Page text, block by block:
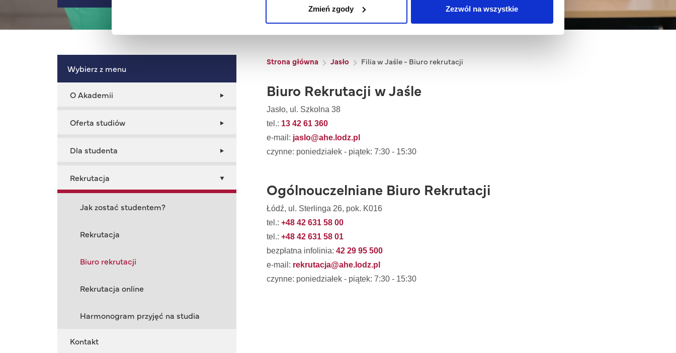
Zmień zgody Zezwól na wszystkie
Wybierz z menu
O Akademii
Oferta studiów
Dla studenta
Rekrutacja
Jak zostać studentem?
Rekrutacja
Biuro rekrutacji
Rekrutacja online
Harmonogram przyjęć na studia
Kontakt
Ścieżka nawigacyjna
Strona główna Jasło Filia w Jaśle - Biuro rekrutacji
Biuro Rekrutacji w Jaśle
Jasło, ul. Szkolna 38
tel.: 13 42 61 360
e-mail: jaslo@ahe.lodz.pl
czynne: poniedziałek - piątek: 7:30 - 15:30
Ogólnouczelniane Biuro Rekrutacji
Łódź, ul. Sterlinga 26, pok. K016
tel.: +48 42 631 58 00
tel.: +48 42 631 58 01
bezpłatna infolinia: 42 29 95 500
e-mail: rekrutacja@ahe.lodz.pl
czynne: poniedziałek - piątek: 7:30 - 15:30